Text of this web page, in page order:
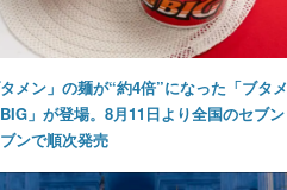
タメン」の麺が“約4倍”になった「ブタメ
」が登場。8月11日より全国のセブン
ンで順次発売